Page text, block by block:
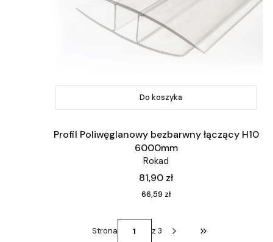
Do koszyka
Profil Poliwęglanowy bezbarwny łączący H10
6000mm
Rokad
Cena
81,90 zł
Cena
66,59 zł
Strona z 3 Przejdź do